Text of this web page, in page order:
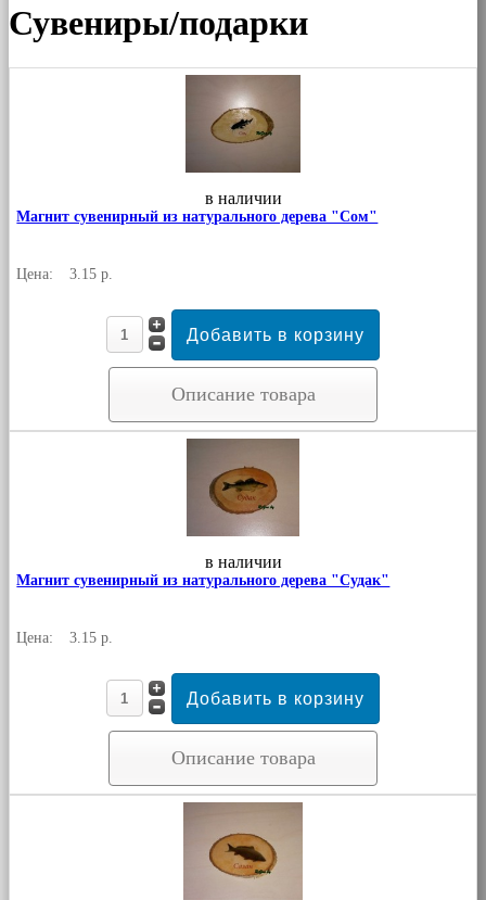
Сувениры/подарки
в наличии
Магнит сувенирный из натурального дерева "Сом"
Цена: 3.15 р.
Описание товара
в наличии
Магнит сувенирный из натурального дерева "Судак"
Цена: 3.15 р.
Описание товара